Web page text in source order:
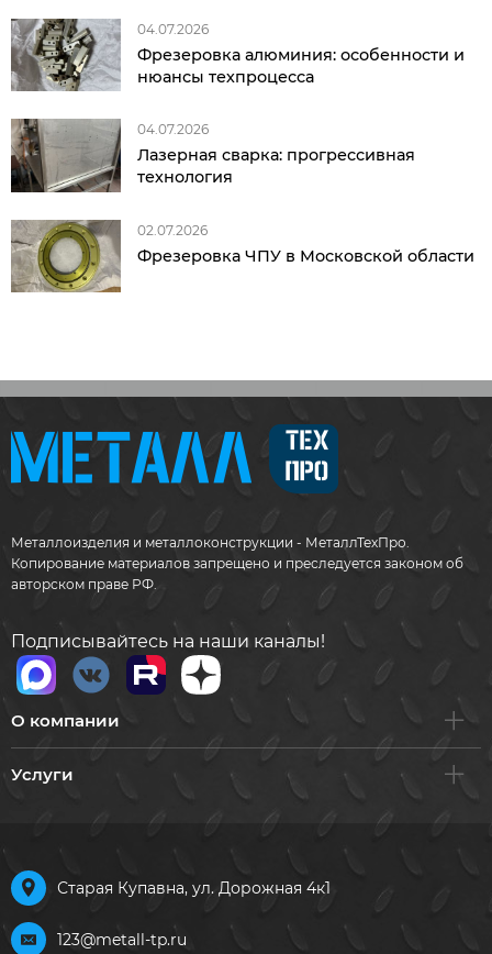
04.07.2026
Фрезеровка алюминия: особенности и
нюансы техпроцесса
04.07.2026
Лазерная сварка: прогрессивная
технология
02.07.2026
Фрезеровка ЧПУ в Московской области
Металлоизделия и металлоконструкции - МеталлТехПро.
Копирование материалов запрещено и преследуется законом об
авторском праве РФ.
Подписывайтесь на наши каналы!
О компании
Услуги
Старая Купавна, ул. Дорожная 4к1
123@metall-tp.ru